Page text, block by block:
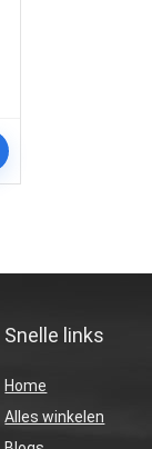
Snelle links
Home
Alles winkelen